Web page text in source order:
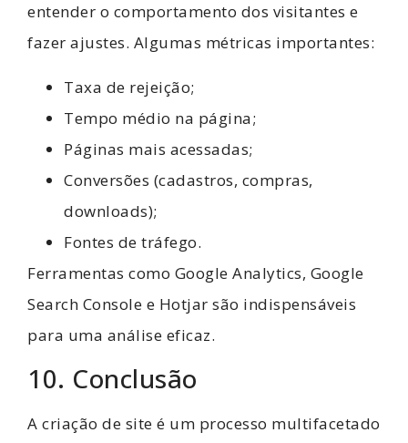
entender o comportamento dos visitantes e
fazer ajustes. Algumas métricas importantes:
Taxa de rejeição;
Tempo médio na página;
Páginas mais acessadas;
Conversões (cadastros, compras,
downloads);
Fontes de tráfego.
Ferramentas como Google Analytics, Google
Search Console e Hotjar são indispensáveis
para uma análise eficaz.
10. Conclusão
A criação de site é um processo multifacetado